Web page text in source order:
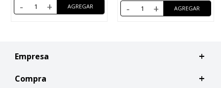
- + - +
Empresa
Compra